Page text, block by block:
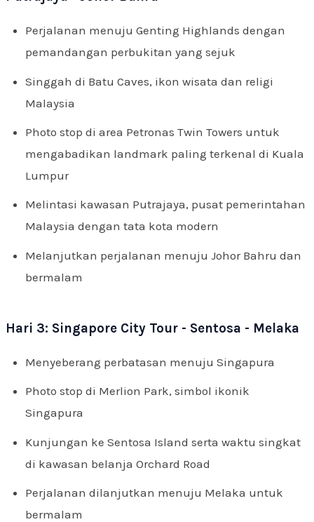
Perjalanan menuju Genting Highlands dengan
pemandangan perbukitan yang sejuk
Singgah di Batu Caves, ikon wisata dan religi
Malaysia
Photo stop di area Petronas Twin Towers untuk
mengabadikan landmark paling terkenal di Kuala
Lumpur
Melintasi kawasan Putrajaya, pusat pemerintahan
Malaysia dengan tata kota modern
Melanjutkan perjalanan menuju Johor Bahru dan
bermalam
Hari 3: Singapore City Tour - Sentosa - Melaka
Menyeberang perbatasan menuju Singapura
Photo stop di Merlion Park, simbol ikonik
Singapura
Kunjungan ke Sentosa Island serta waktu singkat
di kawasan belanja Orchard Road
Perjalanan dilanjutkan menuju Melaka untuk
bermalam